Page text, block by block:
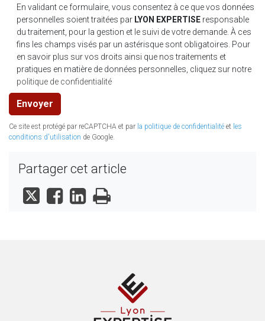
Taux de rendement d'un capital
Taux de rendement d'une suite de versements constants
Calcul du capital emprunté
Calcul de la durée (selon votre capacité de
Calcul du versement périodique
Calcul des loyers (constants)
Calcul du taux réel (coût réel du crédit-bail)
Correspondance jours ouvrés/jours ouvrables
Seuil de rentabilité (estimation rapide)
En validant ce formulaire, vous consentez à ce que vos données
personnelles soient traitées par LYON EXPERTISE responsable
du traitement, pour la gestion et le suivi de votre demande. À ces
fins les champs visés par un astérisque sont obligatoires. Pour
en savoir plus sur vos droits ainsi que nos traitements et
pratiques en matière de données personnelles, cliquez sur notre
politique de confidentialité
Envoyer
Ce site est protégé par reCAPTCHA et par la politique de confidentialité et les
conditions d'utilisation de Google.
Partager cet article